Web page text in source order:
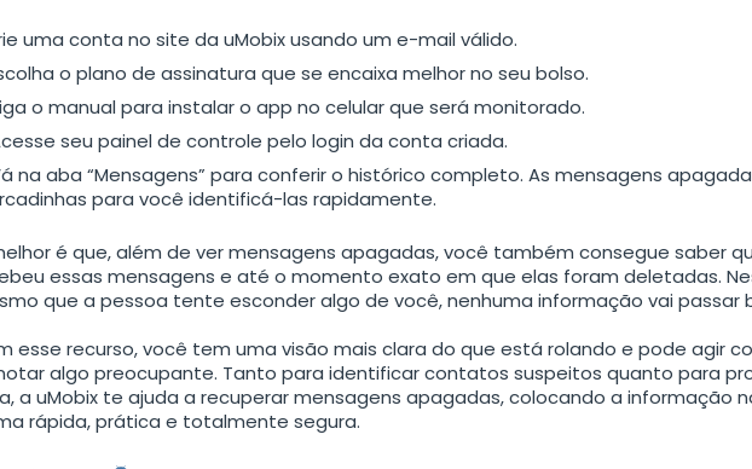
uma conta no site da uMobix usando um e-mail válido.
o plano de assinatura que se encaixa melhor no seu bolso.
o manual para instalar o app no celular que será monitorado.
seu painel de controle pelo login da conta criada.
na aba “Mensagens” para conferir o histórico completo. As mensagens
para você identificá-las rapidamente.
é que, além de ver mensagens apagadas, você também consegue saber
essas mensagens e até o momento exato em que elas foram deletadas.
que a pessoa tente esconder algo de você, nenhuma informação vai passar
esse recurso, você tem uma visão mais clara do que está rolando e pode agir
algo preocupante. Tanto para identificar contatos suspeitos quanto para
a uMobix te ajuda a recuperar mensagens apagadas, colocando a informação
rápida, prática e totalmente segura.